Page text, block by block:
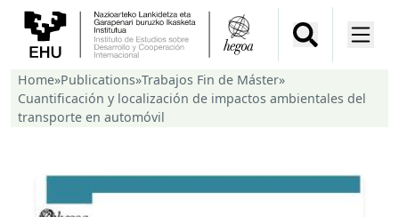
Home»Publications»Trabajos Fin de Máster»
Cuantificación y localización de impactos ambientales del
transporte en automóvil